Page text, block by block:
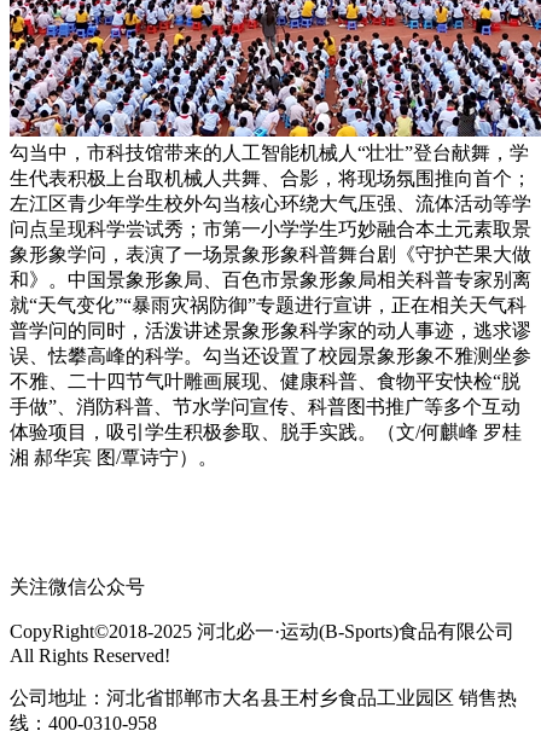
勾当中，市科技馆带来的人工智能机械人“壮壮”登台献舞，学
生代表积极上台取机械人共舞、合影，将现场氛围推向首个；
左江区青少年学生校外勾当核心环绕大气压强、流体活动等学
问点呈现科学尝试秀；市第一小学学生巧妙融合本土元素取景
象形象学问，表演了一场景象形象科普舞台剧《守护芒果大做
和》。中国景象形象局、百色市景象形象局相关科普专家别离
就“天气变化”“暴雨灾祸防御”专题进行宣讲，正在相关天气科
普学问的同时，活泼讲述景象形象科学家的动人事迹，逃求谬
误、怯攀高峰的科学。勾当还设置了校园景象形象不雅测坐参
不雅、二十四节气叶雕画展现、健康科普、食物平安快检“脱
手做”、消防科普、节水学问宣传、科普图书推广等多个互动
体验项目，吸引学生积极参取、脱手实践。（文/何麒峰 罗桂
湘 郝华宾 图/覃诗宁）。
关注微信公众号
CopyRight©2018-2025 河北必一·运动(B-Sports)食品有限公司
All Rights Reserved!
公司地址：河北省邯郸市大名县王村乡食品工业园区 销售热
线：400-0310-958